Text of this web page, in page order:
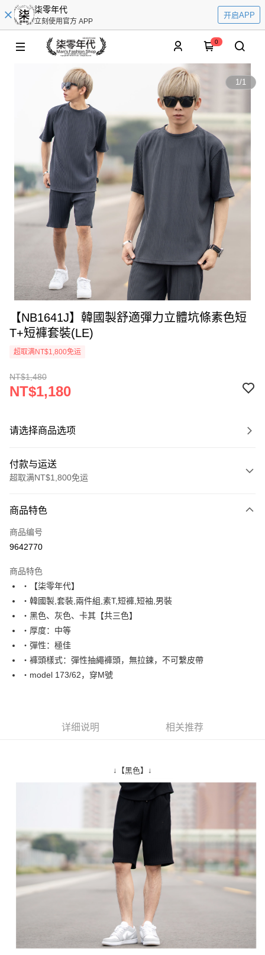
柒零年代
立刻使用官方 APP
开启APP
0
1/1
【NB1641J】韓國製舒適彈力立體坑條素色短
T+短褲套裝(LE)
超取满NT$1,800免运
NT$1,480
NT$1,180
请选择商品选项
付款与运送
超取满NT$1,800免运
信用卡一次付款
超商取货付款
Apple Pay
街口支付
悠遊付
Google Pay
AFTEE先享后付
2. 進行簡訊驗證之後，即可完成結帳手續。
5. 收到商品當下無需繳費，確認無誤後，請再利用繳費通知簡訊或AFTEE
APP於四大便利商店‧ATM/網銀等方式進行付款。
請留意繳費期限為 14 天。唯有下載 AFTEE App 成為 AFTEE 會員者方能享
繳費期限，為商家向您請款的時間，再加上使用AFTEE可延長的天數所計算
出。使用AFTEE下訂可以延長您收到商品前的繳費天數，但無法保證一定能
夠在期限內收到商品(例如:預購商品或預計到貨時間較長者)。因此無論收到
商品與否，仍需要請您在AFTEE規定的時間內完成繳費。
二、付款限制
1. 初次使用 AFTEE 時，將依認證結果及本公司審查結果，核予每個人不同
每笔NT$80，满NT$1,800(含以上)免运费
每笔NT$80，满NT$1,800(含以上)免运费
7-11付款取貨
每笔NT$80，满NT$1,800(含以上)免运费
先付款後7-11取貨
每笔NT$80，满NT$1,800(含以上)免运费
每笔NT$120，满NT$3,000(含以上)免运费
商品特色
商品编号
9642770
商品特色
‧【柒零年代】
‧韓國製,套裝,兩件組,素T,短褲,短袖,男裝
‧黑色、灰色、卡其【共三色】
‧厚度：中等
‧彈性：極佳
‧褲頭樣式：彈性抽繩褲頭，無拉鍊，不可繫皮帶
‧model 173/62，穿M號
详细说明 相关推荐
↓【黑色】↓